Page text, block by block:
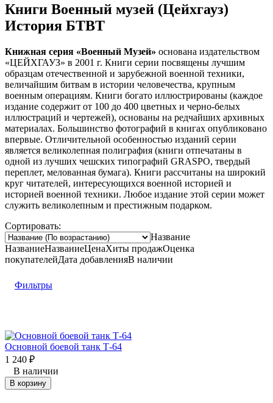
Книги Военный музей (Цейхгауз)
История БТВТ
Книжная серия «Военный Музей» основана издательством
«ЦЕЙХГАУЗ» в 2001 г. Книги серии посвящены лучшим
образцам отечественной и зарубежной военной техники,
величайшим битвам в истории человечества, крупным
военным операциям. Книги богато иллюстрированы (каждое
издание содержит от 100 до 400 цветных и черно-белых
иллюстраций и чертежей), основаны на редчайших архивных
материалах. Большинство фотографий в книгах опубликовано
впервые. Отличительной особенностью изданий серии
является великолепная полиграфия (книги отпечатаны в
одной из лучших чешских типографий GRASPO, твердый
переплет, мелованная бумага). Книги рассчитаны на широкий
круг читателей, интересующихся военной историей и
историей военной техники. Любое издание этой серии может
служить великолепным и престижным подарком.
Сортировать:
Название
НазваниеНазваниеЦенаХиты продажОценка
покупателейДата добавленияВ наличии
Фильтры
Основной боевой танк Т-64
1 240 ₽
В наличии
В корзину